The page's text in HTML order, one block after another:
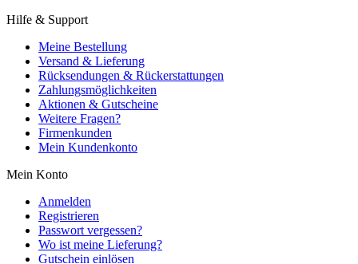
Hilfe & Support
Meine Bestellung
Versand & Lieferung
Rücksendungen & Rückerstattungen
Zahlungsmöglichkeiten
Aktionen & Gutscheine
Weitere Fragen?
Firmenkunden
Mein Kundenkonto
Mein Konto
Anmelden
Registrieren
Passwort vergessen?
Wo ist meine Lieferung?
Gutschein einlösen